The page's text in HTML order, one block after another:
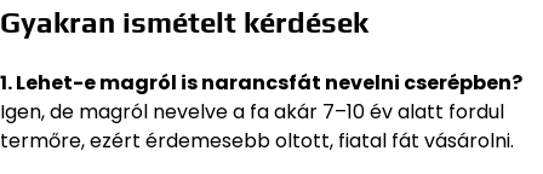
Gyakran ismételt kérdések
1. Lehet-e magról is narancsfát nevelni cserépben?
Igen, de magról nevelve a fa akár 7–10 év alatt fordul
termőre, ezért érdemesebb oltott, fiatal fát vásárolni.